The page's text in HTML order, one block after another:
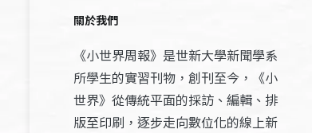
關於我們
《小世界周報》是世新大學新聞學系
所學生的實習刊物，創刊至今，《小
世界》從傳統平面的採訪、編輯、排
版至印刷，逐步走向數位化的線上新